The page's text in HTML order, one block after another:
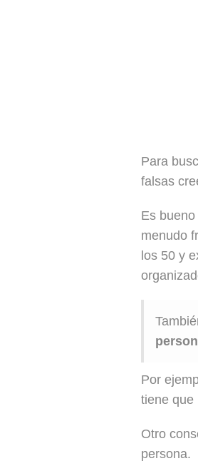
Para
falsas
Es
menudo
los 50 y
Por
tiene que
Otro
persona.